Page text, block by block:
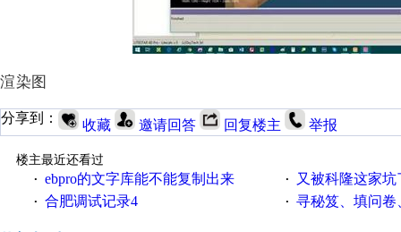
渲染图
分享到： 收藏 邀请回答 回复楼主 举报
楼主最近还看过
· ebpro的文字库能不能复制出来 · 又被科隆这家坑
· 合肥调试记录4 · 寻秘笈、填问卷